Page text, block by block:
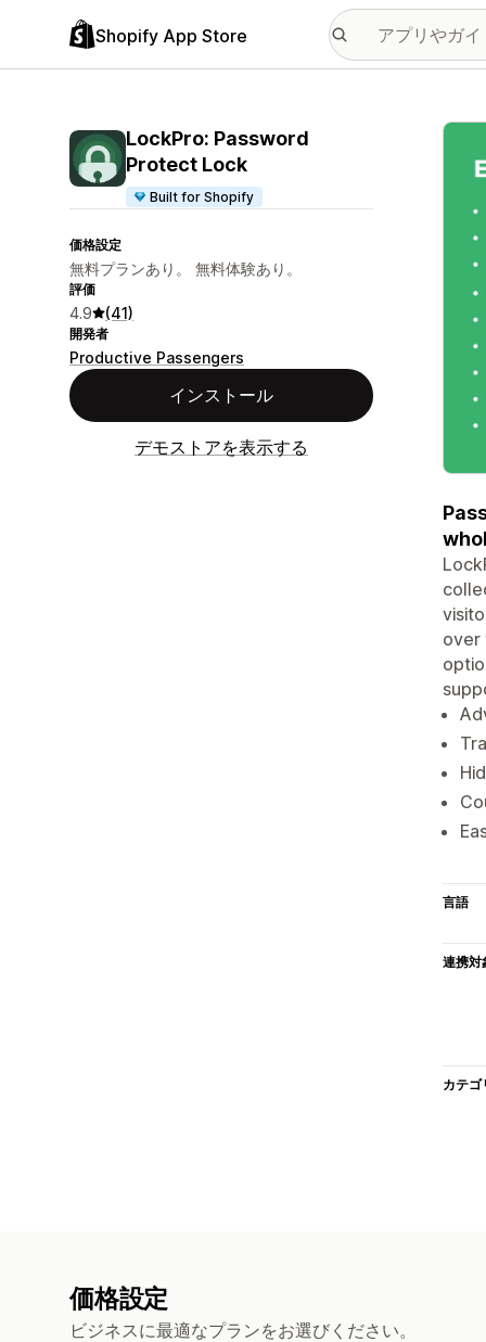
Shopify App Store
LockPro: Password
Protect Lock
Built for Shopify
価格設定
無料プランあり。 無料体験あり。
評価
4.9 (41)
開発者
Productive Passengers
インストール
デモストアを表示する
特集
over
言語
連携対
カテゴ
価格設定
ビジネスに最適なプランをお選びください。